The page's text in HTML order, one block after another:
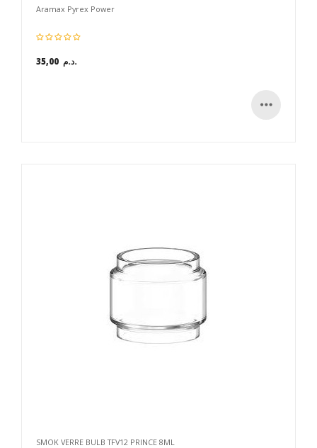
Aramax Pyrex Power
35,00 د.م.
SMOK VERRE BULB TFV12 PRINCE 8ML